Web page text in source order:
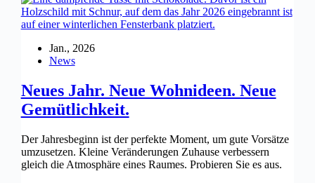
Jan., 2026
News
Neues Jahr. Neue Wohnideen. Neue
Gemütlichkeit.
Der Jahresbeginn ist der perfekte Moment, um gute Vorsätze
umzusetzen. Kleine Veränderungen Zuhause verbessern
gleich die Atmosphäre eines Raumes. Probieren Sie es aus.